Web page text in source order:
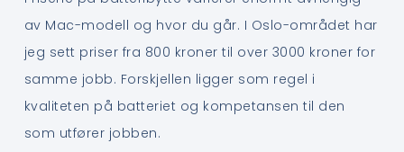
av Mac-modell og hvor du går. I Oslo-området har
jeg sett priser fra 800 kroner til over 3000 kroner for
samme jobb. Forskjellen ligger som regel i
kvaliteten på batteriet og kompetansen til den
som utfører jobben.